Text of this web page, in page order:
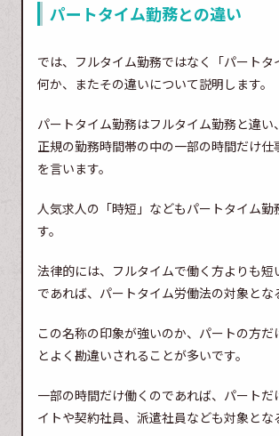
パートタイム勤務との違い
では、フルタイム勤務ではなく「パートタ
何か、またその違いについて説明します。
パートタイム勤務はフルタイム勤務と違い
正規の勤務時間帯の中の一部の時間だけ仕
を言います。
人気求人の「時短」などもパートタイム勤
す。
法律的には、フルタイムで働く方よりも短
であれば、パートタイム労働法の対象とな
この名称の印象が強いのか、パートの方だ
とよく勘違いされることが多いです。
一部の時間だけ働くのであれば、パートだ
イトや契約社員、派遣社員なども対象とな